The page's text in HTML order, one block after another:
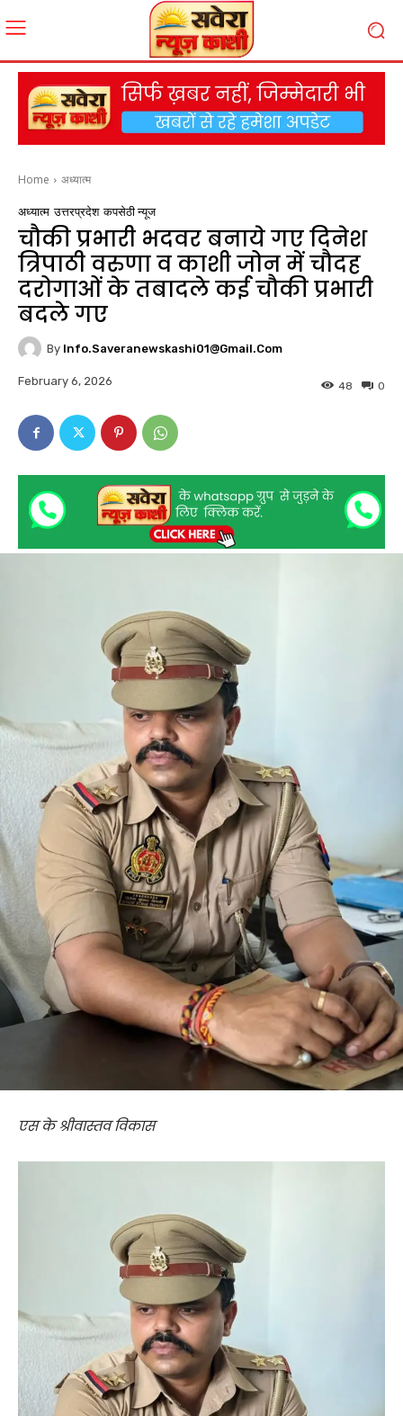
Home अध्यात्म
अध्यात्म उत्तरप्रदेश कपसेठी न्यूज
चौकी प्रभारी भदवर बनाये गए दिनेश
त्रिपाठी वरुणा व काशी जोन में चौदह
दरोगाओं के तबादले कई चौकी प्रभारी
बदले गए
By Info.saveranewskashi01@gmail.com
February 6, 2026 0
48
एस के श्रीवास्तव विकास